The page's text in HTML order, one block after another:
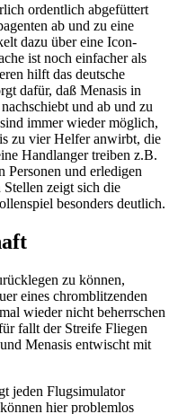
ordentlich abgefüttert
ab und zu eine
dazu über eine Icon-
ist noch einfacher als
hilft das deutsche
dafür, daß Menasis in
und ab und zu
immer wieder möglich,
zu vier Helfer anwirbt, die
Handlanger treiben z.B.
Personen und erledigen
zeigt sich die
besonders deutlich.
zu können,
eines chromblitzenden
wieder nicht beherrschen
fallt der Streife Fliegen
Menasis entwischt mit
jeden Flugsimulator
hier problemlos